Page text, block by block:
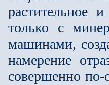
растительное
только с
машинами,
намерение
совершенно по-